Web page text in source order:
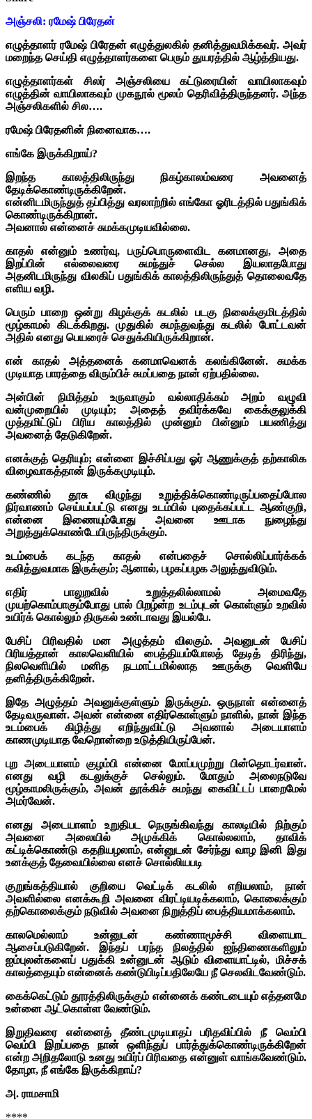
அஞ்சலி: ரமேஷ் பிரேதன்
எழுத்தாளர் ரமேஷ் பிரேதன் எழுத்துலகில் தனித்துவமிக்கவர். அவர்
மறைந்த செய்தி எழுத்தாளர்களை பெரும் துயரத்தில் ஆழ்த்தியது.
எழுத்தாளர்கள் சிலர் அஞ்சலியை கட்டுரையின் வாயிலாகவும்
எழுத்தின் வாயிலாகவும் முகநூல் மூலம் தெரிவித்திருந்தனர். அந்த
அஞ்சலிகளில் சில….
ரமேஷ் பிரேதனின் நினைவாக….
எங்கே இருக்கிறாய்?
இறந்த காலத்திலிருந்து நிகழ்காலம்வரை அவனைத்
தேடிக்கொண்டிருக்கிறேன்.
என்னிடமிருந்துத் தப்பித்து வரலாற்றில் எங்கோ ஓரிடத்தில் பதுங்கிக்
கொண்டிருக்கிறான்.
அவனால் என்னைச் சுமக்கமுடியவில்லை.
காதல் என்னும் உணர்வு, பருப்பொருளைவிட கனமானது, அதை
இறப்பின் எல்லைவரை சுமந்துச் செல்ல இயலாதபோது
அதனிடமிருந்து விலகிப் பதுங்கிக் காலத்திலிருந்துத் தொலைவதே
எளிய வழி.
பெரும் பாறை ஒன்று கிழக்குக் கடலில் படகு நிலைக்குமிடத்தில்
மூழ்காமல் கிடக்கிறது.முதுகில் சுமந்துவந்து கடலில் போட்டவன்
அதில் எனது பெயரைச் செதுக்கியிருக்கிறான்.
என் காதல் அத்தனைக் கனமாவெனக் கலங்கினேன். சுமக்க
முடியாத பாரத்தை விரும்பிச் சுமப்பதை நான் ஏற்பதில்லை.
அன்பின் நிமித்தம் உருவாகும் வல்லாதிக்கம் அறம் வழுவி
வன்முறையில் முடியும்; அதைத் தவிர்க்கவே கைக்குலுக்கி
முத்தமிட்டுப் பிரிய காலத்தில் முன்னும் பின்னும் பயணித்து
அவனைத் தேடுகிறேன்.
எனக்குத் தெரியும்; என்னை இச்சிப்பது ஓர் ஆணுக்குத் தற்காலிக
விழைவாகத்தான் இருக்கமுடியும்.
கண்ணில் தூசு விழுந்து உறுத்திக்கொண்டிருப்பதைப்போல
நிர்வாணம் செய்யப்பட்டு எனது உடம்பில் புதைக்கப்பட்ட ஆண்குறி,
என்னை இணையும்போது அவனை ஊடாக நுழைந்து
அறுத்துக்கொண்டேயிருந்திருக்கும்.
உடம்பைக் கடந்த காதல் என்பதைச் சொல்லிப்பார்க்கக்
கவித்துவமாக இருக்கும்; ஆனால், பழகப்பழக அலுத்துவிடும்.
எதிர் பாலுறவில் உறுத்தலில்லாமல் அமைவதே
முயற்கொம்பாகும்போது பால் பிறழ்ன்ற உடம்புடன் கொள்ளும் உறவில்
உயிர்க் கொல்லும் திருகல் உண்டாவது இயல்பே.
பேசிப் பிரிவதில் மன அழுத்தம் விலகும். அவனுடன் பேசிப்
பிரியத்தான் காலவெளியில் பைத்தியம்போலத் தேடித் திரிந்து,
நிலவெளியில் மனித நடமாட்டமில்லாத ஊருக்கு வெளியே
தனித்திருக்கிறேன்.
இதே அழுத்தம் அவனுக்குள்ளும் இருக்கும். ஒருநாள் என்னைத்
தேடிவருவான். அவன் என்னை எதிர்கொள்ளும் நாளில், நான் இந்த
உடம்பைக் கிழித்து எறிந்துவிட்டு அவனால் அடையாளம்
காணமுடியாத வேறொன்றை உடுத்தியிருப்பேன்.
புற அடையாளம் குழம்பி என்னை மோப்பமுற்று பின்தொடர்வான்.
எனது வழி கடலுக்குச் செல்லும். மோதும் அலைநடுவே
மூழ்காமலிருக்கும், அவன் தூக்கிச் சுமந்து கைவிட்டப் பாறைமேல்
அமர்வேன்.
எனது அடையாளம் உறுதிபட நெருங்கிவந்து காலடியில் நிற்கும்
அவனை அலையில் அமுக்கிக் கொல்லலாம், தாவிக்
கட்டிக்கொண்டு கதறியழலாம், என்னுடன் சேர்ந்து வாழ இனி இது
உனக்குத் தேவையில்லை எனச் சொல்லியபடி
குறுங்கத்தியால் குறியை வெட்டிக் கடலில் எறியலாம், நான்
அவளில்லை எனக்கூறி அவனை விரட்டியடிக்கலாம், கொலைக்கும்
தற்கொலைக்கும் நடுவில் அவனை நிறுத்திப் பைத்தியமாக்கலாம்.
காலமெல்லாம் உன்னுடன் கண்ணாமூச்சி விளையாட
ஆசைப்படுகிறேன். இந்தப் பரந்த நிலத்தில் ஐந்திணைகளிலும்
ஐம்புலன்களைப் பதுக்கி உன்னுடன் ஆடும் விளையாட்டில், மிச்சக்
காலத்தையும் என்னைக் கண்டுபிடிப்பதிலேயே நீ செலவிடவேண்டும்.
கைக்கெட்டும் தூரத்திலிருக்கும் என்னைக் கண்டடையும் எத்தனமே
உன்னை ஆட்கொள்ள வேண்டும்.
இறுதிவரை என்னைத் தீண்டமுடியாதப் பரிதவிப்பில் நீ வெம்பி
வெம்பி இறப்பதை நான் ஒளிந்துப் பார்த்துக்கொண்டிருக்கிறேன்
என்ற அறிதலோடு உனது உயிர்ப் பிரிவதை என்னுள் வாங்கவேண்டும்.
தோழா, நீ எங்கே இருக்கிறாய்?
அ. ராமசாமி